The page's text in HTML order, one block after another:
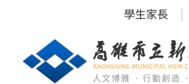
學生家長